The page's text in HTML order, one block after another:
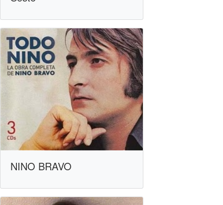
NINO BRAVO